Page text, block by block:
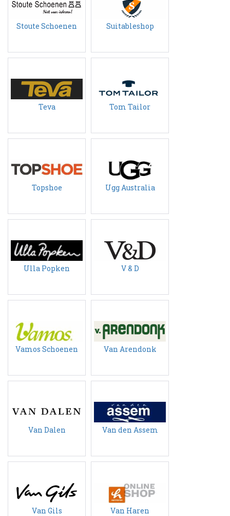
Stoute Schoenen Suitableshop
Teva Tom Tailor
Topshoe Ugg Australia
Ulla Popken V & D
Vamos Schoenen Van Arendonk
Van Dalen Van den Assem
Van Gils Van Haren